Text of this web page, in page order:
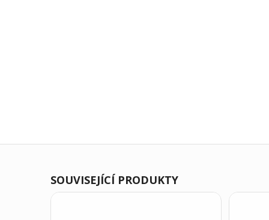
SOUVISEJÍCÍ PRODUKTY